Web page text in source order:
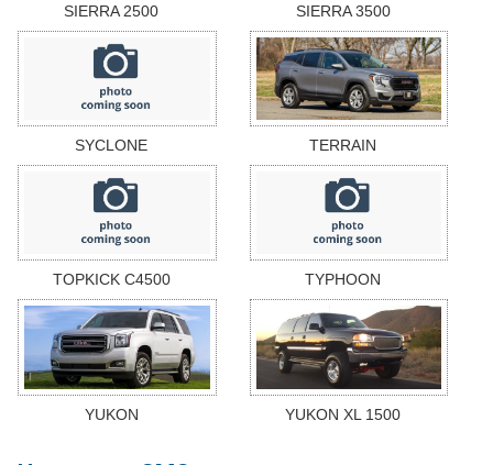
SIERRA 2500 SIERRA 3500
SYCLONE TERRAIN
TOPKICK C4500 TYPHOON
YUKON YUKON XL 1500